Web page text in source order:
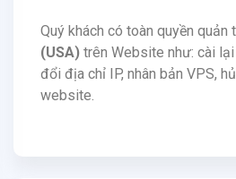
Quý khách có toàn quyền quản
(USA) trên Website như: cài lại
đổi địa chỉ IP, nhân bản VPS,
website.